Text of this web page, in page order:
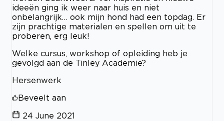
ideeën ging ik weer naar huis en niet
onbelangrijk… ook mijn hond had een topdag. Er
zijn prachtige materialen en spellen om uit te
proberen, erg leuk!
Welke cursus, workshop of opleiding heb je
gevolgd aan de Tinley Academie?
Hersenwerk
Beveelt aan
24 June 2021